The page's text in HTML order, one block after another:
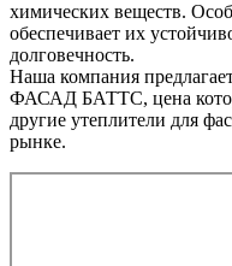
химических веществ.
обеспечивает их
долговечность.
Наша компания
ФАСАД БАТТС, цена
другие утеплители для
рынке.